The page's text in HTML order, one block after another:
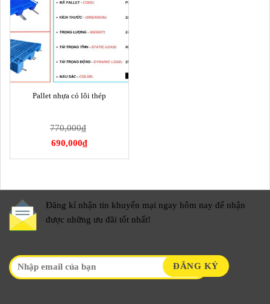
Pallet nhựa có lõi thép
770,000₫
690,000₫
Đăng kí nhận tin khuyến mại ngay hôm nay để nhận
được những ưu đãi tốt nhất!